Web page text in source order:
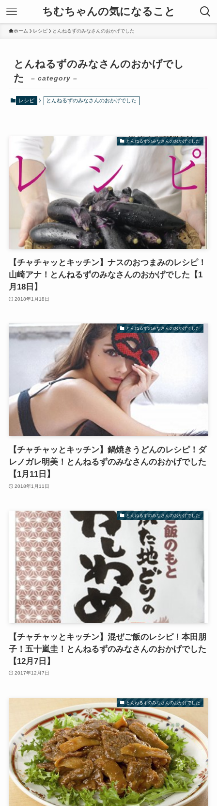
ちむちゃんの気になること
ホーム レシピ とんねるずのみなさんのおかげでした
とんねるずのみなさんのおかげでし
た
– category –
レシピ とんねるずのみなさんのおかげでした
とんねるずのみなさんのおかげでした
【チャチャッとキッチン】ナスのおつまみのレシピ！
山崎アナ！とんねるずのみなさんのおかげでした【1
月18日】
2018年1月18日
とんねるずのみなさんのおかげでした
【チャチャッとキッチン】鍋焼きうどんのレシピ！ダ
レノガレ明美！とんねるずのみなさんのおかげでした
【1月11日】
2018年1月11日
とんねるずのみなさんのおかげでした
【チャチャッとキッチン】混ぜご飯のレシピ！本田朋
子！五十嵐圭！とんねるずのみなさんのおかげでした
【12月7日】
2017年12月7日
とんねるずのみなさんのおかげでした